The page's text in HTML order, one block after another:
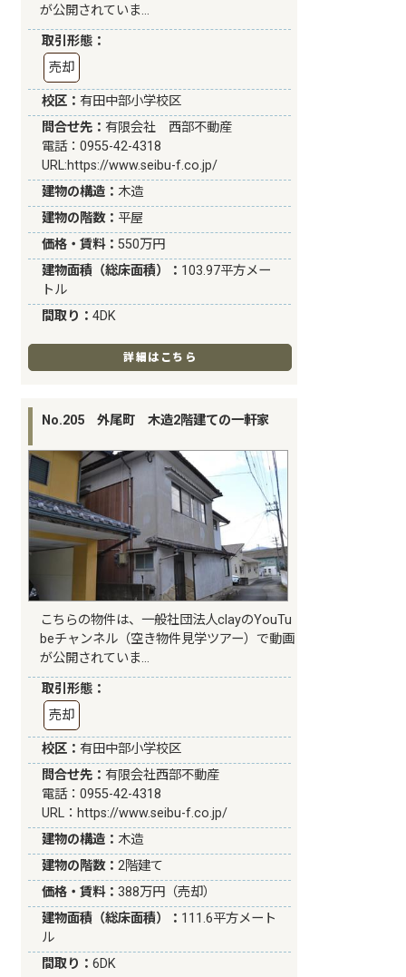
が公開されていま…
取引形態：
売却
校区： 有田中部小学校区
問合せ先： 有限会社 西部不動産
電話：0955-42-4318
URL:https://www.seibu-f.co.jp/
建物の構造： 木造
建物の階数： 平屋
価格・賃料：550万円
建物面積（総床面積）： 103.97平方メー
トル
間取り：4DK
詳細はこちら
No.205 外尾町 木造2階建ての一軒家
こちらの物件は、一般社団法人clayのYouTu
beチャンネル（空き物件見学ツアー）で動画
が公開されていま…
取引形態：
売却
校区： 有田中部小学校区
問合せ先： 有限会社西部不動産
電話：0955-42-4318
URL： https://www.seibu-f.co.jp/
建物の構造： 木造
建物の階数：2階建て
価格・賃料：388万円（売却）
建物面積（総床面積）： 111.6平方メート
ル
間取り：6DK